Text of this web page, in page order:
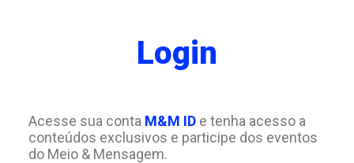
Login
Acesse sua conta M&M IDe tenha acesso a
conteúdos exclusivos e participe dos eventos
do Meio & Mensagem.